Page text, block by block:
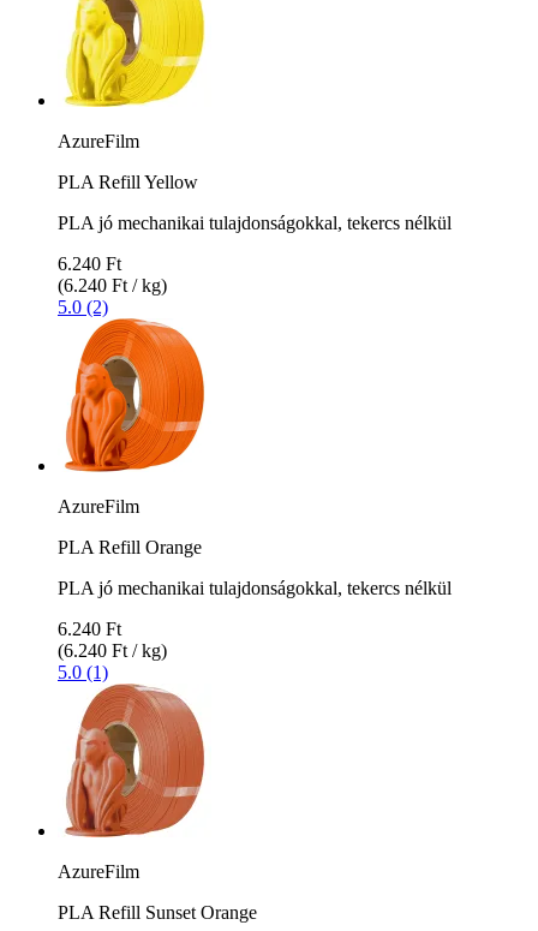
AzureFilm
PLA Refill Yellow
PLA jó mechanikai tulajdonságokkal, tekercs nélkül
6.240 Ft
(6.240 Ft / kg)
5.0 (2)
AzureFilm
PLA Refill Orange
PLA jó mechanikai tulajdonságokkal, tekercs nélkül
6.240 Ft
(6.240 Ft / kg)
5.0 (1)
AzureFilm
PLA Refill Sunset Orange